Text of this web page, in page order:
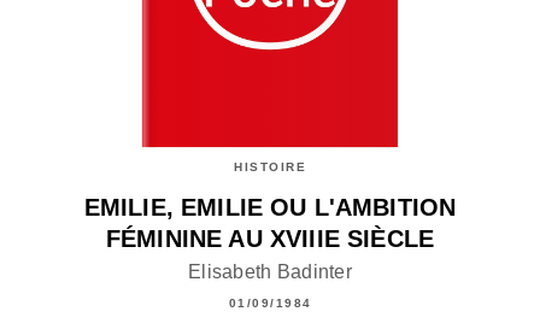
HISTOIRE
EMILIE, EMILIE OU L'AMBITION
FÉMININE AU XVIIIE SIÈCLE
Elisabeth Badinter
01/09/1984